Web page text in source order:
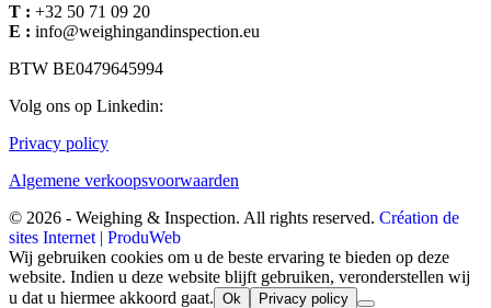
T : +32 50 71 09 20
E : info@weighingandinspection.eu
BTW BE0479645994
Volg ons op Linkedin:
Privacy policy
Algemene verkoopsvoorwaarden
© 2026 - Weighing & Inspection. All rights reserved. Création de
sites Internet | ProduWeb
Wij gebruiken cookies om u de beste ervaring te bieden op deze
website. Indien u deze website blijft gebruiken, veronderstellen wij
u dat u hiermee akkoord gaat. Ok Privacy policy